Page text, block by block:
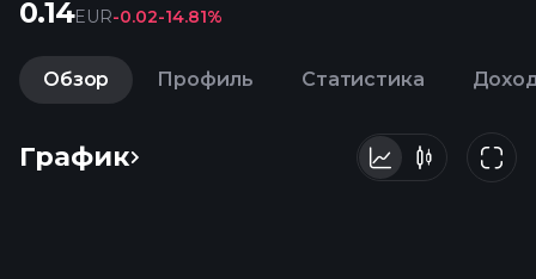
0.14EUR-0.02-14.81%
Обзор Профиль Статистика
График